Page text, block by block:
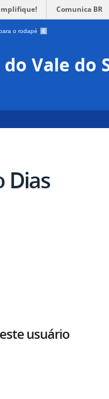
Comunica BR
o rodapé 4
Vale do
Dias
usuário